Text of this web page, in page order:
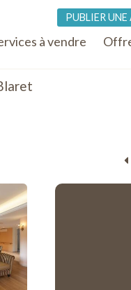
à vendre
PUBLIER